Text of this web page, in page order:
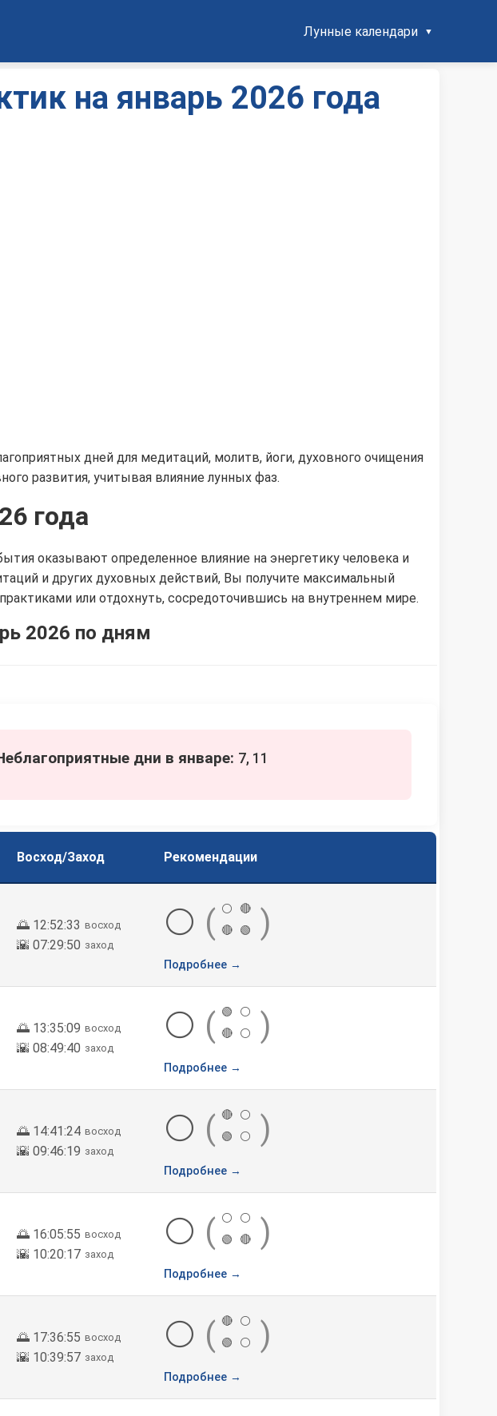
Лунные календари
на январь 2026 года
дней для медитаций, молитв, йоги, духовного очищения
развития, учитывая влияние лунных фаз.
года
оказывают определенное влияние на энергетику человека и
и других духовных действий, Вы получите максимальный
или отдохнуть, сосредоточившись на внутреннем мире.
2026 по дням
дни в январе: 7, 11
Восход/Заход Рекомендации
🌅 12:52:33 восход
🌇 07:29:50 заход
⚪ ( ⚪
🔴
🔴
🟢 )
Подробнее →
🌅 13:35:09 восход
🌇 08:49:40 заход
⚪ ( 🟢
⚪
🔴
⚪ )
Подробнее →
🌅 14:41:24 восход
🌇 09:46:19 заход
⚪ ( 🔴
⚪
🟢
⚪ )
Подробнее →
🌅 16:05:55 восход
🌇 10:20:17 заход
⚪ ( ⚪
⚪
🟢
🔴 )
Подробнее →
🌅 17:36:55 восход
🌇 10:39:57 заход
⚪ ( 🔴
⚪
🟢
⚪ )
Подробнее →